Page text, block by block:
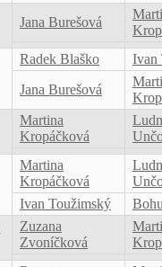
Jana Burešová
Radek Blaško
Ivan
Jana Burešová
Martina
Kropáčková
Martina
Kropáčková
Ivan Toužimský
Zuzana
Zvoníčková